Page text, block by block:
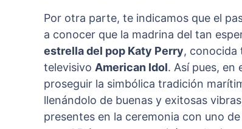
Por otra parte, te indicamos que el
a conocer que la madrina del tan
estrella del pop Katy Perry, conocida
televisivo American Idol. Así pues, en
proseguir la simbólica tradición
llenándolo de buenas y exitosas
presentes en la ceremonia con uno